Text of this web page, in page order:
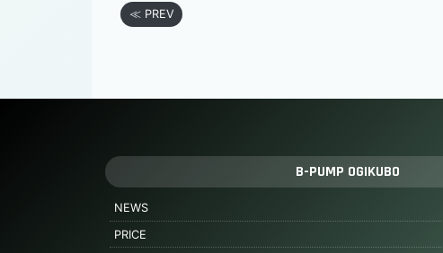
≪ PREV
B-PUMP OGIKUBO
NEWS
PRICE